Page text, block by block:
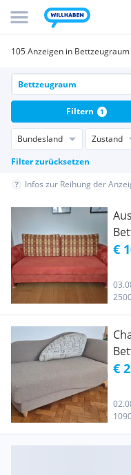
105 Anzeigen in Bettzeugraum
Bundesland Zustand
Filter zurücksetzen
Filtern 1
Infos zur Reihung der
€
€